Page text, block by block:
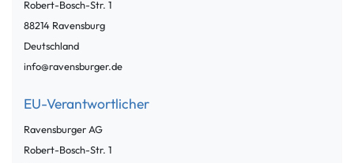
Robert-Bosch-Str. 1
88214 Ravensburg
Deutschland
info@ravensburger.de
EU-Verantwortlicher
Ravensburger AG
Robert-Bosch-Str. 1